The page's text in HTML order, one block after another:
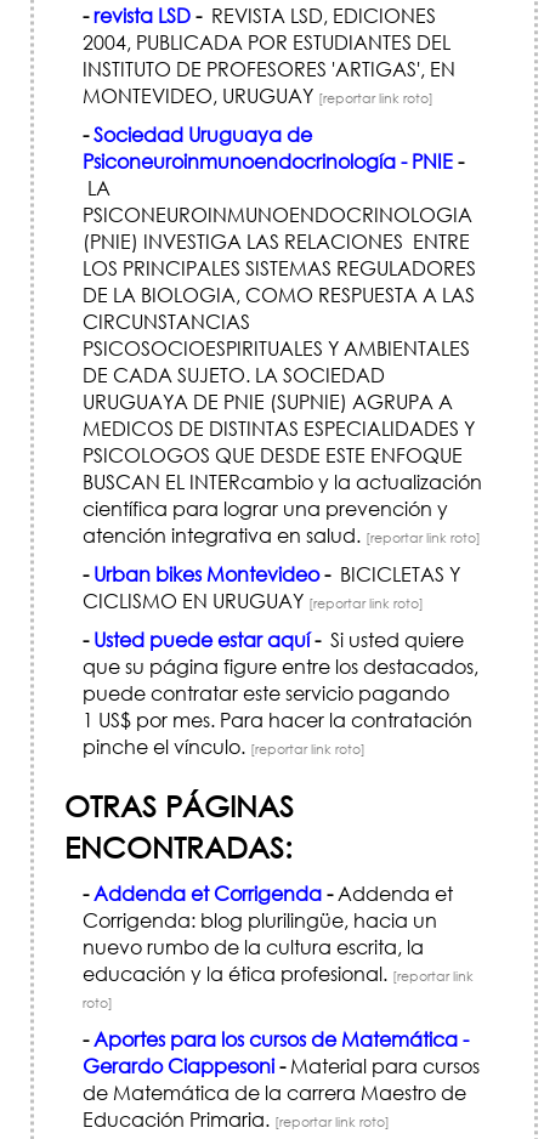
-revista LSD-REVISTA LSD, EDICIONES
2004, PUBLICADA POR ESTUDIANTES DEL
INSTITUTO DE PROFESORES 'ARTIGAS', EN
MONTEVIDEO, URUGUAY [reportar link roto]
-Sociedad Uruguaya de
Psiconeuroinmunoendocrinología - PNIE-
LA
PSICONEUROINMUNOENDOCRINOLOGIA
(PNIE) INVESTIGA LAS RELACIONES ENTRE
LOS PRINCIPALES SISTEMAS REGULADORES
DE LA BIOLOGIA, COMO RESPUESTA A LAS
CIRCUNSTANCIAS
PSICOSOCIOESPIRITUALES Y AMBIENTALES
DE CADA SUJETO. LA SOCIEDAD
URUGUAYA DE PNIE (SUPNIE) AGRUPA A
MEDICOS DE DISTINTAS ESPECIALIDADES Y
PSICOLOGOS QUE DESDE ESTE ENFOQUE
BUSCAN EL INTERcambio y la actualización
científica para lograr una prevención y
atención integrativa en salud. [reportar link roto]
- Urban bikes Montevideo-BICICLETAS Y
CICLISMO EN URUGUAY [reportar link roto]
- Usted puede estar aquí-Si usted quiere
que su página figure entre los destacados,
puede contratar este servicio pagando
1 US$ por mes. Para hacer la contratación
pinche el vínculo. [reportar link roto]
OTRAS PÁGINAS
ENCONTRADAS:
-Addenda et Corrigenda-Addenda et
Corrigenda: blog plurilingüe, hacia un
nuevo rumbo de la cultura escrita, la
educación y la ética profesional. [reportar link
roto]
-Aportes para los cursos de Matemática -
Gerardo Ciappesoni-Material para cursos
de Matemática de la carrera Maestro de
Educación Primaria. [reportar link roto]